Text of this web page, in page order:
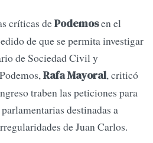
críticas dePodemosen el
de que se permita investigar
de Sociedad Civil y
Rafa Mayoral, criticó
traben las peticiones para
destinadas a
de Juan Carlos.